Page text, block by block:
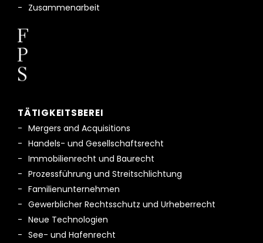
Zusammenarbeit
TÄTIGKEITSBEREI
Mergers and Acquisitions
Handels- und Gesellschaftsrecht
Immobilienrecht und Baurecht
Prozessführung und Streitschlichtung
Familienunternehmen
Gewerblicher Rechtsschutz und Urheberrecht
Neue Technologien
See- und Hafenrecht